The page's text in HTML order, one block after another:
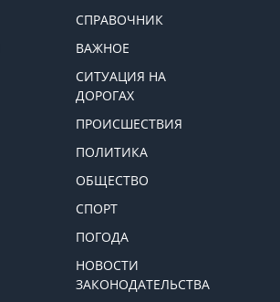
СПРАВОЧНИК
ВАЖНОЕ
СИТУАЦИЯ НА
ДОРОГАХ
ПРОИСШЕСТВИЯ
ПОЛИТИКА
ОБЩЕСТВО
СПОРТ
ПОГОДА
НОВОСТИ
ЗАКОНОДАТЕЛЬСТВА